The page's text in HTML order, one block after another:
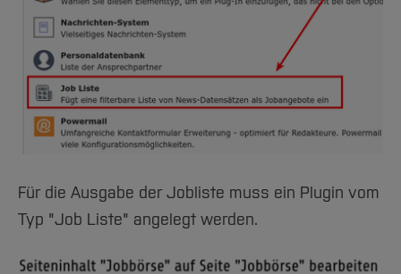
Für die Ausgabe der Jobliste muss ein Plugin vom
Typ "Job Liste" angelegt werden.